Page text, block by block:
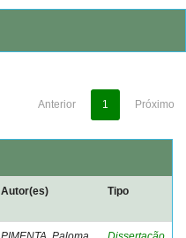
Anterior 1 Próximo
Autor(es) Tipo